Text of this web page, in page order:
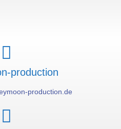
production
production.de